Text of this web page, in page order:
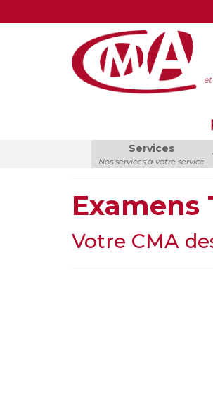
Services
Nos services à votre service
Examens
Votre CMA